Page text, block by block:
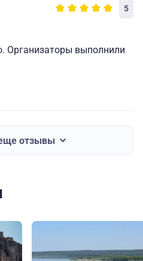
5
Организаторы выполнили
отзывы